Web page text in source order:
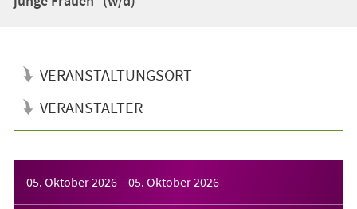
VERANSTALTUNGSORT
VERANSTALTER
05. Oktober 2026– 05. Oktober 2026